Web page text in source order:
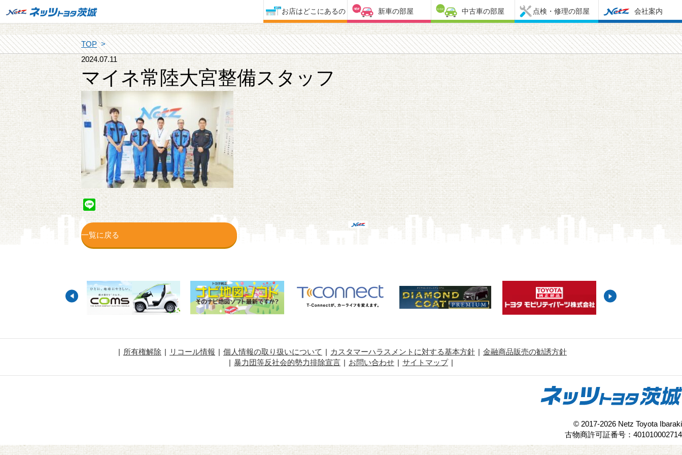
お店はどこにあるの 新車の部屋 中古車の部屋 点検・修理の部屋 会社案内
TOP
2024.07.11
マイネ常陸大宮整備スタッフ
Line
一覧に戻る
所有権解除 リコール情報 個人情報の取り扱いについて カスタマーハラスメントに対する基本方針
金融商品販売の勧誘方針
暴力団等反社会的勢力排除宣言
お問い合わせ サイトマップ
© 2017-2026 Netz Toyota Ibaraki
古物商許可証番号：401010002714